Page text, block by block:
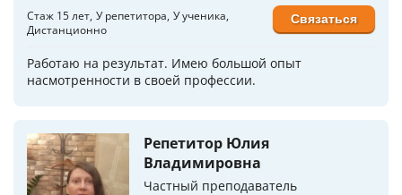
Стаж 15 лет У репетитора У ученика
Дистанционно
Работаю на результат. Имею большой опыт
насмотренности в своей профессии.
Связаться
Репетитор Юлия
Владимировна
Частный преподаватель